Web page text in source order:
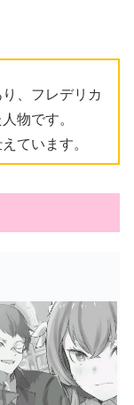
、フレデリカ
物です。
ています。